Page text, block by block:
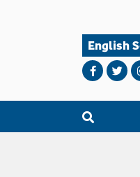
English